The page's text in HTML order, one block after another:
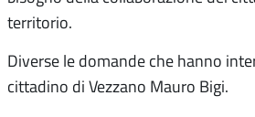
territorio.
Diverse le domande che hanno
cittadino di Vezzano Mauro Bigi.